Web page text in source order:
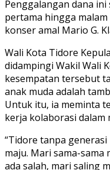
Penggalangan dana
pertama hingga
konser amal Mario G.
Wali Kota Tidore
didampingi Wakil Wali
kesempatan tersebut
anak muda adalah
Untuk itu, ia meminta
kerja kolaborasi dalam
“Tidore tanpa
maju. Mari sama-
ada salah, mari saling